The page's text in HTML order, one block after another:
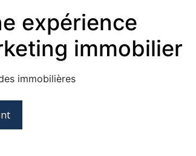
expérience
immobilier
immobilières